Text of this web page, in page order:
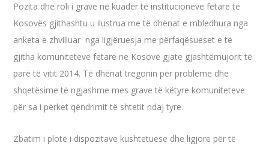
Pozita dhe roli i grave në kuadër të institucioneve fetare të
Kosovës gjithashtu u ilustrua me të dhënat e mbledhura nga
anketa e zhvilluar nga ligjëruesja me përfaqësueset e të
gjitha komuniteteve fetare në Kosovë gjatë gjashtëmujorit të
parë të vitit 2014. Të dhënat tregonin për probleme dhe
shqetësime të ngjashme mes grave të këtyre komuniteteve
për sa i përket qëndrimit të shtetit ndaj tyre.
Zbatim i plotë i dispozitave kushtetuese dhe ligjore për të